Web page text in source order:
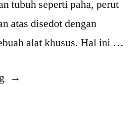
tubuh seperti paha, perut
atas disedot dengan
alat khusus. Hal ini …
“Sedot